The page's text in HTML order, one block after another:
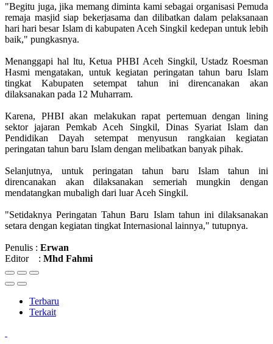
"Begitu juga, jika memang diminta kami sebagai organisasi Pemuda
remaja masjid siap bekerjasama dan dilibatkan dalam pelaksanaan
hari hari besar Islam di kabupaten Aceh Singkil kedepan untuk lebih
baik," pungkasnya.
Menanggapi hal ltu, Ketua PHBI Aceh Singkil, Ustadz Roesman
Hasmi mengatakan, untuk kegiatan peringatan tahun baru Islam
tingkat Kabupaten setempat tahun ini direncanakan akan
dilaksanakan pada 12 Muharram.
Karena, PHBI akan melakukan rapat pertemuan dengan lining
sektor jajaran Pemkab Aceh Singkil, Dinas Syariat Islam dan
Pendidikan Dayah setempat menyusun rangkaian kegiatan
peringatan tahun baru Islam dengan melibatkan banyak pihak.
Selanjutnya, untuk peringatan tahun baru Islam tahun ini
direncanakan akan dilaksanakan semeriah mungkin dengan
mendatangkan mubaligh dari luar Aceh Singkil.
"Setidaknya Peringatan Tahun Baru Islam tahun ini dilaksanakan
setara dengan kegiatan tingkat Internasional lainnya," tutupnya.
Penulis : Erwan
Editor : Mhd Fahmi
Terbaru
Terkait